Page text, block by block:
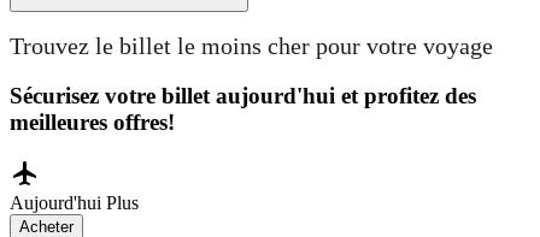
Trouvez le billet le moins cher pour votre voyage
Sécurisez votre billet aujourd'hui et profitez des
meilleures offres!
Aujourd'hui Plus
Acheter